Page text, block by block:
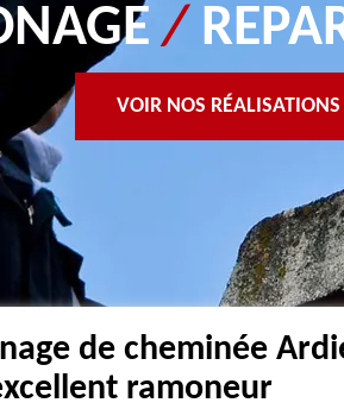
/
VOIR NOS RÉALISATIONS
de cheminée
ramoneur